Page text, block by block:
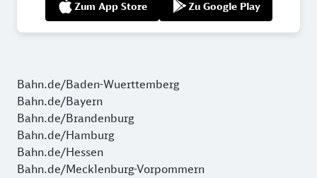
Zum App Store Zu Google Play
Bahn.de/Baden-Wuerttemberg
Bahn.de/Bayern
Bahn.de/Brandenburg
Bahn.de/Hamburg
Bahn.de/Hessen
Bahn.de/Mecklenburg-Vorpommern